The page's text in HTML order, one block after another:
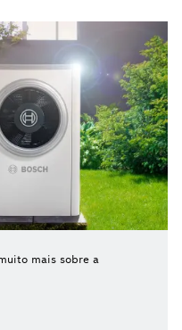
mais sobre a